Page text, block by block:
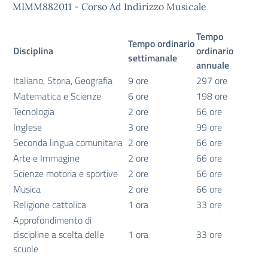
MIMM882011 - Corso Ad Indirizzo Musicale
Disciplina
Tempo ordinario
settimanale
Tempo
ordinario
annuale
Italiano, Storia, Geografia
9 ore
297 ore
Matematica e Scienze
6 ore
198 ore
Tecnologia
2 ore
66 ore
Inglese
3 ore
99 ore
Seconda lingua comunitaria 2 ore
66 ore
Arte e Immagine
2 ore
66 ore
Scienze motoria e sportive
2 ore
66 ore
Musica
2 ore
66 ore
Religione cattolica
1 ora
33 ore
Approfondimento di
discipline a scelta delle
scuole
1 ora 33 ore